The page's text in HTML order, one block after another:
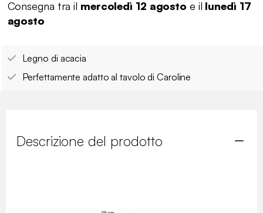
Consegna tra il mercoledì 12 agosto e il lunedì 17
agosto
Legno di acacia
Perfettamente adatto al tavolo di Caroline
Descrizione del prodotto